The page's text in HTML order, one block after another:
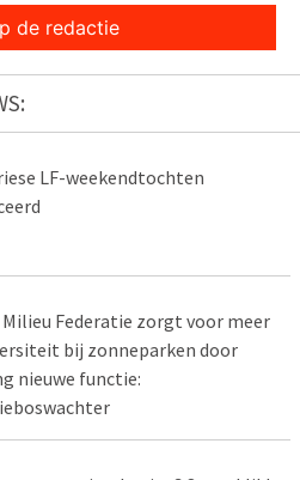
de redactie
LF-weekendtochten
Milieu Federatie zorgt voor meer
bij zonneparken door
nieuwe functie: